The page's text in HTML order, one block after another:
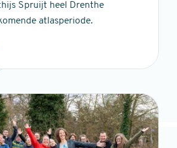
Spruijt heel Drenthe
atlasperiode.